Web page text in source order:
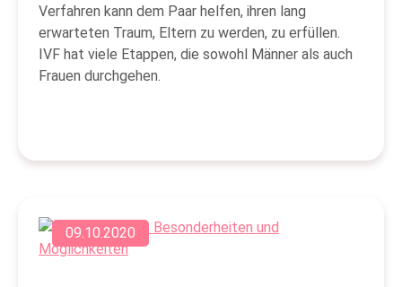
Verfahren kann dem Paar helfen, ihren lang
erwarteten Traum, Eltern zu werden, zu erfüllen.
IVF hat viele Etappen, die sowohl Männer als auch
Frauen durchgehen.
09.10.2020